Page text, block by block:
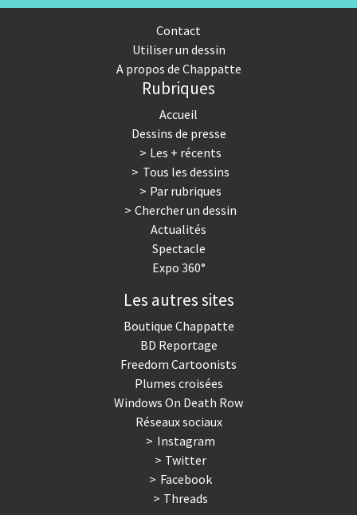
Contact
Utiliser un dessin
A propos de Chappatte
Rubriques
Accueil
Dessins de presse
Les + récents
Tous les dessins
Par rubriques
Chercher un dessin
Actualités
Spectacle
Expo 360°
Les autres sites
Boutique Chappatte
BD Reportage
Freedom Cartoonists
Plumes croisées
Windows On Death Row
Réseaux sociaux
Instagram
Twitter
Facebook
Threads